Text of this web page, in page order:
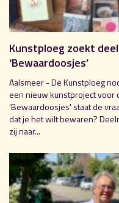
Kunstploeg zoekt
‘Bewaardoosjes’
Aalsmeer - De Kunstploeg
een nieuw kunstproject voor
‘Bewaardoosjes' staat de
dat je het wilt bewaren?
zij naar...